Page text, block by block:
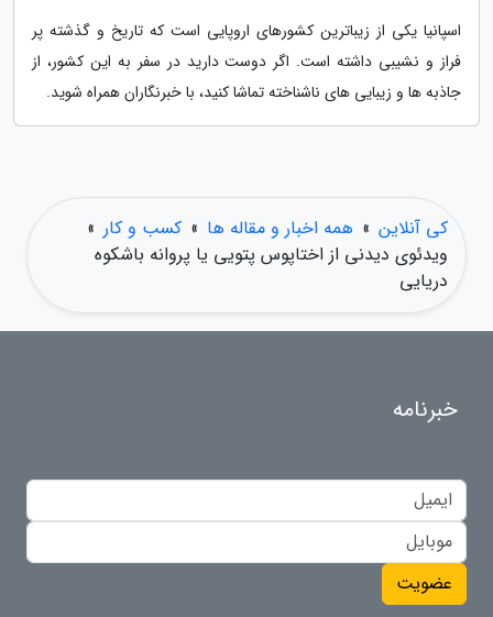
اسپانیا یکی از زیباترین کشورهای اروپایی است که تاریخ و گذشته پر
فراز و نشیبی داشته است. اگر دوست دارید در سفر به این کشور، از
جاذبه ها و زیبایی های ناشناخته تماشا کنید، با خبرنگاران همراه شوید.
کی آنلاین » همه اخبار و مقاله ها » کسب و کار »
ویدئوی دیدنی از اختاپوس پتویی یا پروانه باشکوه
دریایی
خبرنامه
عضویت